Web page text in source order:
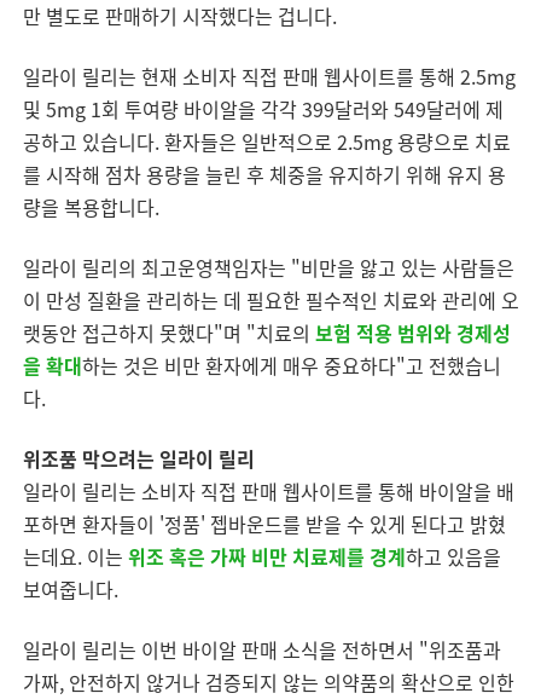
만 별도로 판매하기 시작했다는 겁니다.
일라이 릴리는 현재 소비자 직접 판매 웹사이트를 통해 2.5mg
및 5mg 1회 투여량 바이알을 각각 399달러와 549달러에 제
공하고 있습니다. 환자들은 일반적으로 2.5mg 용량으로 치료
를 시작해 점차 용량을 늘린 후 체중을 유지하기 위해 유지 용
량을 복용합니다.
일라이 릴리의 최고운영책임자는 "비만을 앓고 있는 사람들은
이 만성 질환을 관리하는 데 필요한 필수적인 치료와 관리에 오
랫동안 접근하지 못했다"며 "치료의 보험 적용 범위와 경제성
을 확대하는 것은 비만 환자에게 매우 중요하다"고 전했습니
다.
위조품 막으려는 일라이 릴리
일라이 릴리는 소비자 직접 판매 웹사이트를 통해 바이알을 배
포하면 환자들이 '정품' 젭바운드를 받을 수 있게 된다고 밝혔
는데요. 이는 위조 혹은 가짜 비만 치료제를 경계하고 있음을
보여줍니다.
일라이 릴리는 이번 바이알 판매 소식을 전하면서 "위조품과
가짜, 안전하지 않거나 검증되지 않는 의약품의 확산으로 인한